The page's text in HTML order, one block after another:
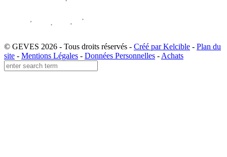
© GEVES 2026 - Tous droits réservés - Créé par Kelcible - Plan du
site - Mentions Légales - Données Personnelles - Achats